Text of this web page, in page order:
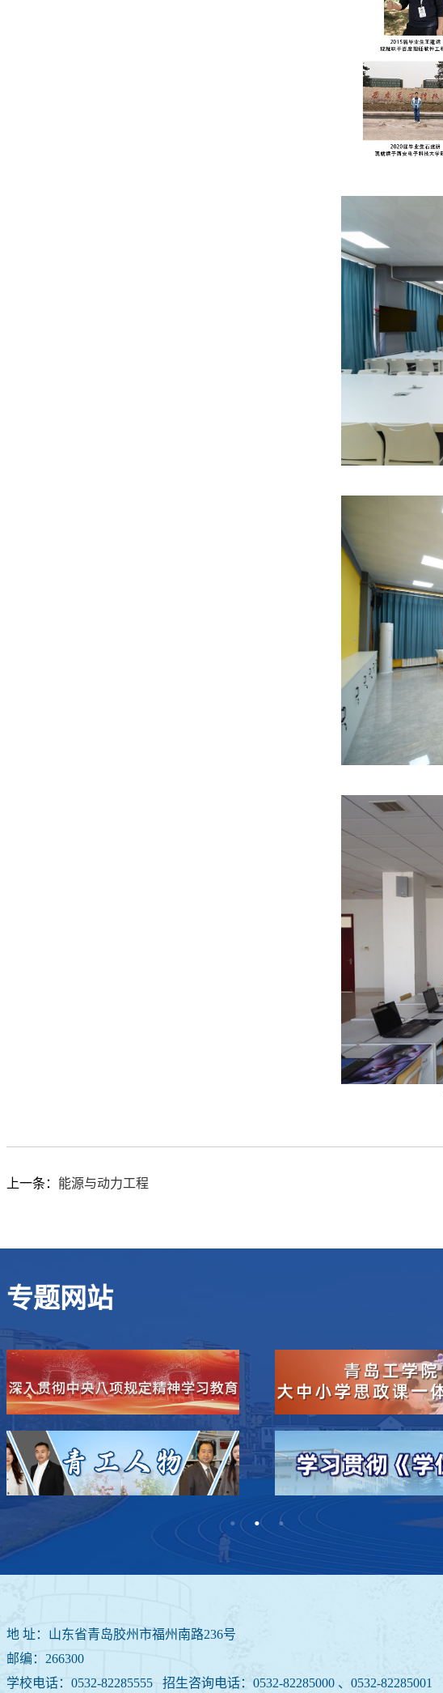
上一条： 能源与动力工程
专题网站
地 址：山东省青岛胶州市福州南路236号
邮编：266300
学校电话：0532-82285555 招生咨询电话： 0532-82285000 、0532-82285001